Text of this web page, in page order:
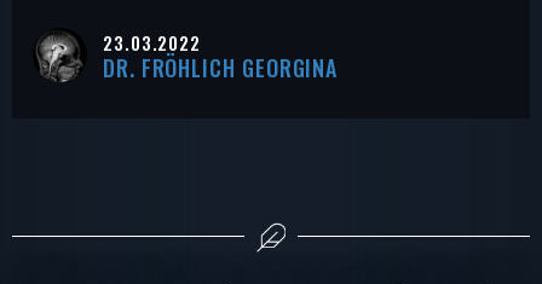
23.03.2022
DR. FRÖHLICH GEORGINA